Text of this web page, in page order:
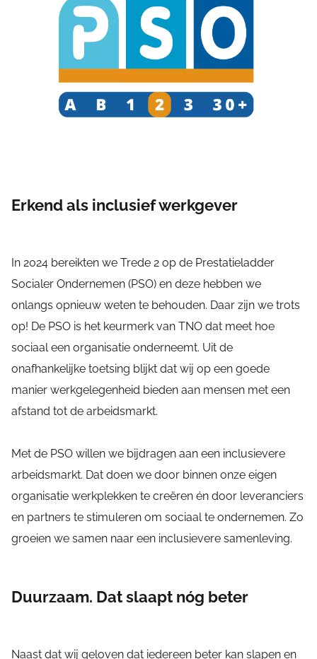
Erkend als inclusief werkgever
In 2024 bereikten we Trede 2 op de Prestatieladder
Socialer Ondernemen (PSO) en deze hebben we
onlangs opnieuw weten te behouden. Daar zijn we trots
op! De PSO is het keurmerk van TNO dat meet hoe
sociaal een organisatie onderneemt. Uit de
onafhankelijke toetsing blijkt dat wij op een goede
manier werkgelegenheid bieden aan mensen met een
afstand tot de arbeidsmarkt.
Met de PSO willen we bijdragen aan een inclusievere
arbeidsmarkt. Dat doen we door binnen onze eigen
organisatie werkplekken te creëren én door leveranciers
en partners te stimuleren om sociaal te ondernemen. Zo
groeien we samen naar een inclusievere samenleving.
Duurzaam. Dat slaapt nóg beter
Naast dat wij geloven dat iedereen beter kan slapen en